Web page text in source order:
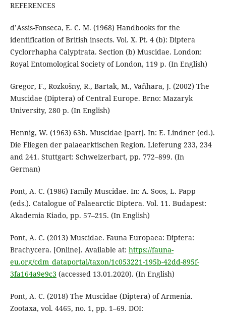
REFERENCES
d’Assis-Fonseca, E. C. M. (1968) Handbooks for the
identification of British insects. Vol. X. Pt. 4 (b): Diptera
Cyclorrhapha Calyptrata. Section (b) Muscidae. London:
Royal Entomological Society of London, 119 p. (In English)
Gregor, F., Rozkošny, R., Bartak, M., Vaňhara, J. (2002) The
Muscidae (Diptera) of Central Europe. Brno: Mazaryk
University, 280 p. (In English)
Hennig, W. (1963) 63b. Muscidae [part]. In: E. Lindner (ed.).
Die Fliegen der palaearktischen Region. Lieferung 233, 234
and 241. Stuttgart: Schweizerbart, pp. 772–899. (In
German)
Pont, A. C. (1986) Family Muscidae. In: A. Soos, L. Papp
(eds.). Catalogue of Palaearctic Diptera. Vol. 11. Budapest:
Akademia Kiado, pp. 57–215. (In English)
Pont, A. C. (2013) Muscidae. Fauna Europaea: Diptera:
Brachycera. [Online]. Available at: https://fauna-
eu.org/cdm_dataportal/taxon/1c053221-195b-42dd-895f-
3fa164a9e9c3 (accessed 13.01.2020). (In English)
Pont, A. C. (2018) The Muscidae (Diptera) of Armenia.
Zootaxa, vol. 4465, no. 1, pp. 1–69. DOI: